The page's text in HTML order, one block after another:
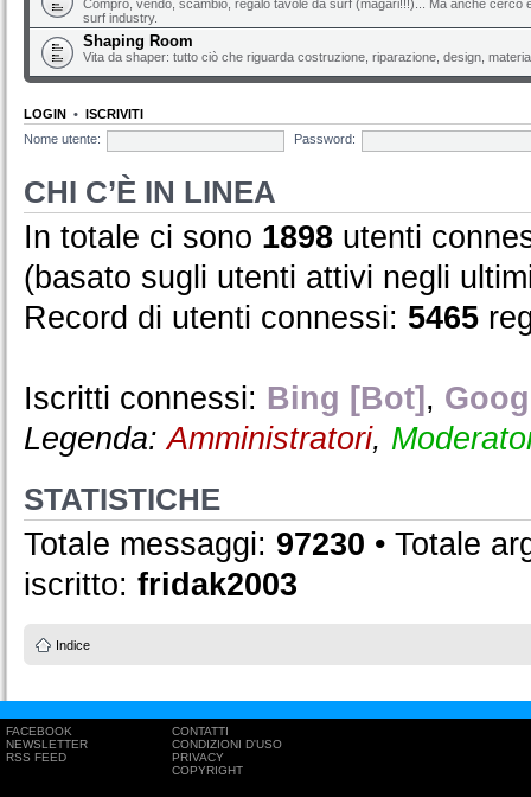
Compro, vendo, scambio, regalo tavole da surf (magari!!!)... Ma anche cerco
surf industry.
Shaping Room
Vita da shaper: tutto ciò che riguarda costruzione, riparazione, design,
LOGIN • ISCRIVITI
Nome utente:
Password:
CHI C’È IN LINEA
In totale ci sono 1898 utenti
(basato sugli utenti attivi negli
Record di utenti connessi: 5465
Iscritti connessi: Bing [Bot] ,
Legenda:Amministratori,
STATISTICHE
Totale messaggi: 97230 • Totale
iscritto: fridak2003
Indice
FACEBOOK
NEWSLETTER
RSS FEED
CONTATTI
CONDIZIONI D'USO
PRIVACY
COPYRIGHT